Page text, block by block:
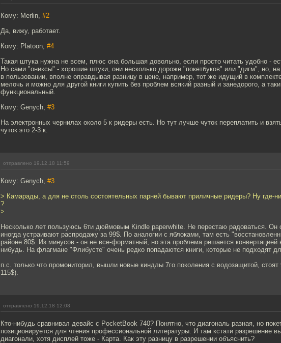
Кому: Merlin, #2
Да, вижу, работает.
Кому: Platoon, #4
Такая штука нужна не всем, плюс она большая довольно, если просто читать удобно -
Но сами "ониксы" - хорошие штуки, они несколько дороже "покетбуков" или "дигм", но,
в пользовании, вполне оправдывая разницу в цене, например, тот же идущий в
мелочь и можно для другой книги купить без проблем всякий разный и занедорого, а
функциональный.
Кому: Genych, #3
На электронных чернилах около 5 к ридеры есть. Но тут лучше чуток переплатить и
чуток это 2-3 к.
отправлено 19.12.18 11:59
Кому: Genych, #3
> Камарады, а для не столь состоятельных парней бывают приличные ридеры? Ну где-
?
>
Несколько лет пользуюсь 6ти дюймовым Kindle paperwhite. Не перестаю радоваться. Он
иногда устраивают распродажу за 99$. По аналогии с яблоками, там есть
районе 80$. Из минусов - он не все-форматный, но эта проблема решается конвертацией
нибудь. На флагмане "Флибусте" очень редко попадаются книги, которые не подходят
п.с. только что промониторил, вышли новые киндлы 7го поколения с водозащитой,
115$).
отправлено 19.12.18 12:08
Кто-нибудь сравнивал девайс с PocketBook 740? Понятно, что диагональ разная, но
позиционируется для чтения профессиональной литературы. И там кстати разрешение
диагонали, хотя дисплей тоже - Карта. Как эту разницу в разрешении объяснить?